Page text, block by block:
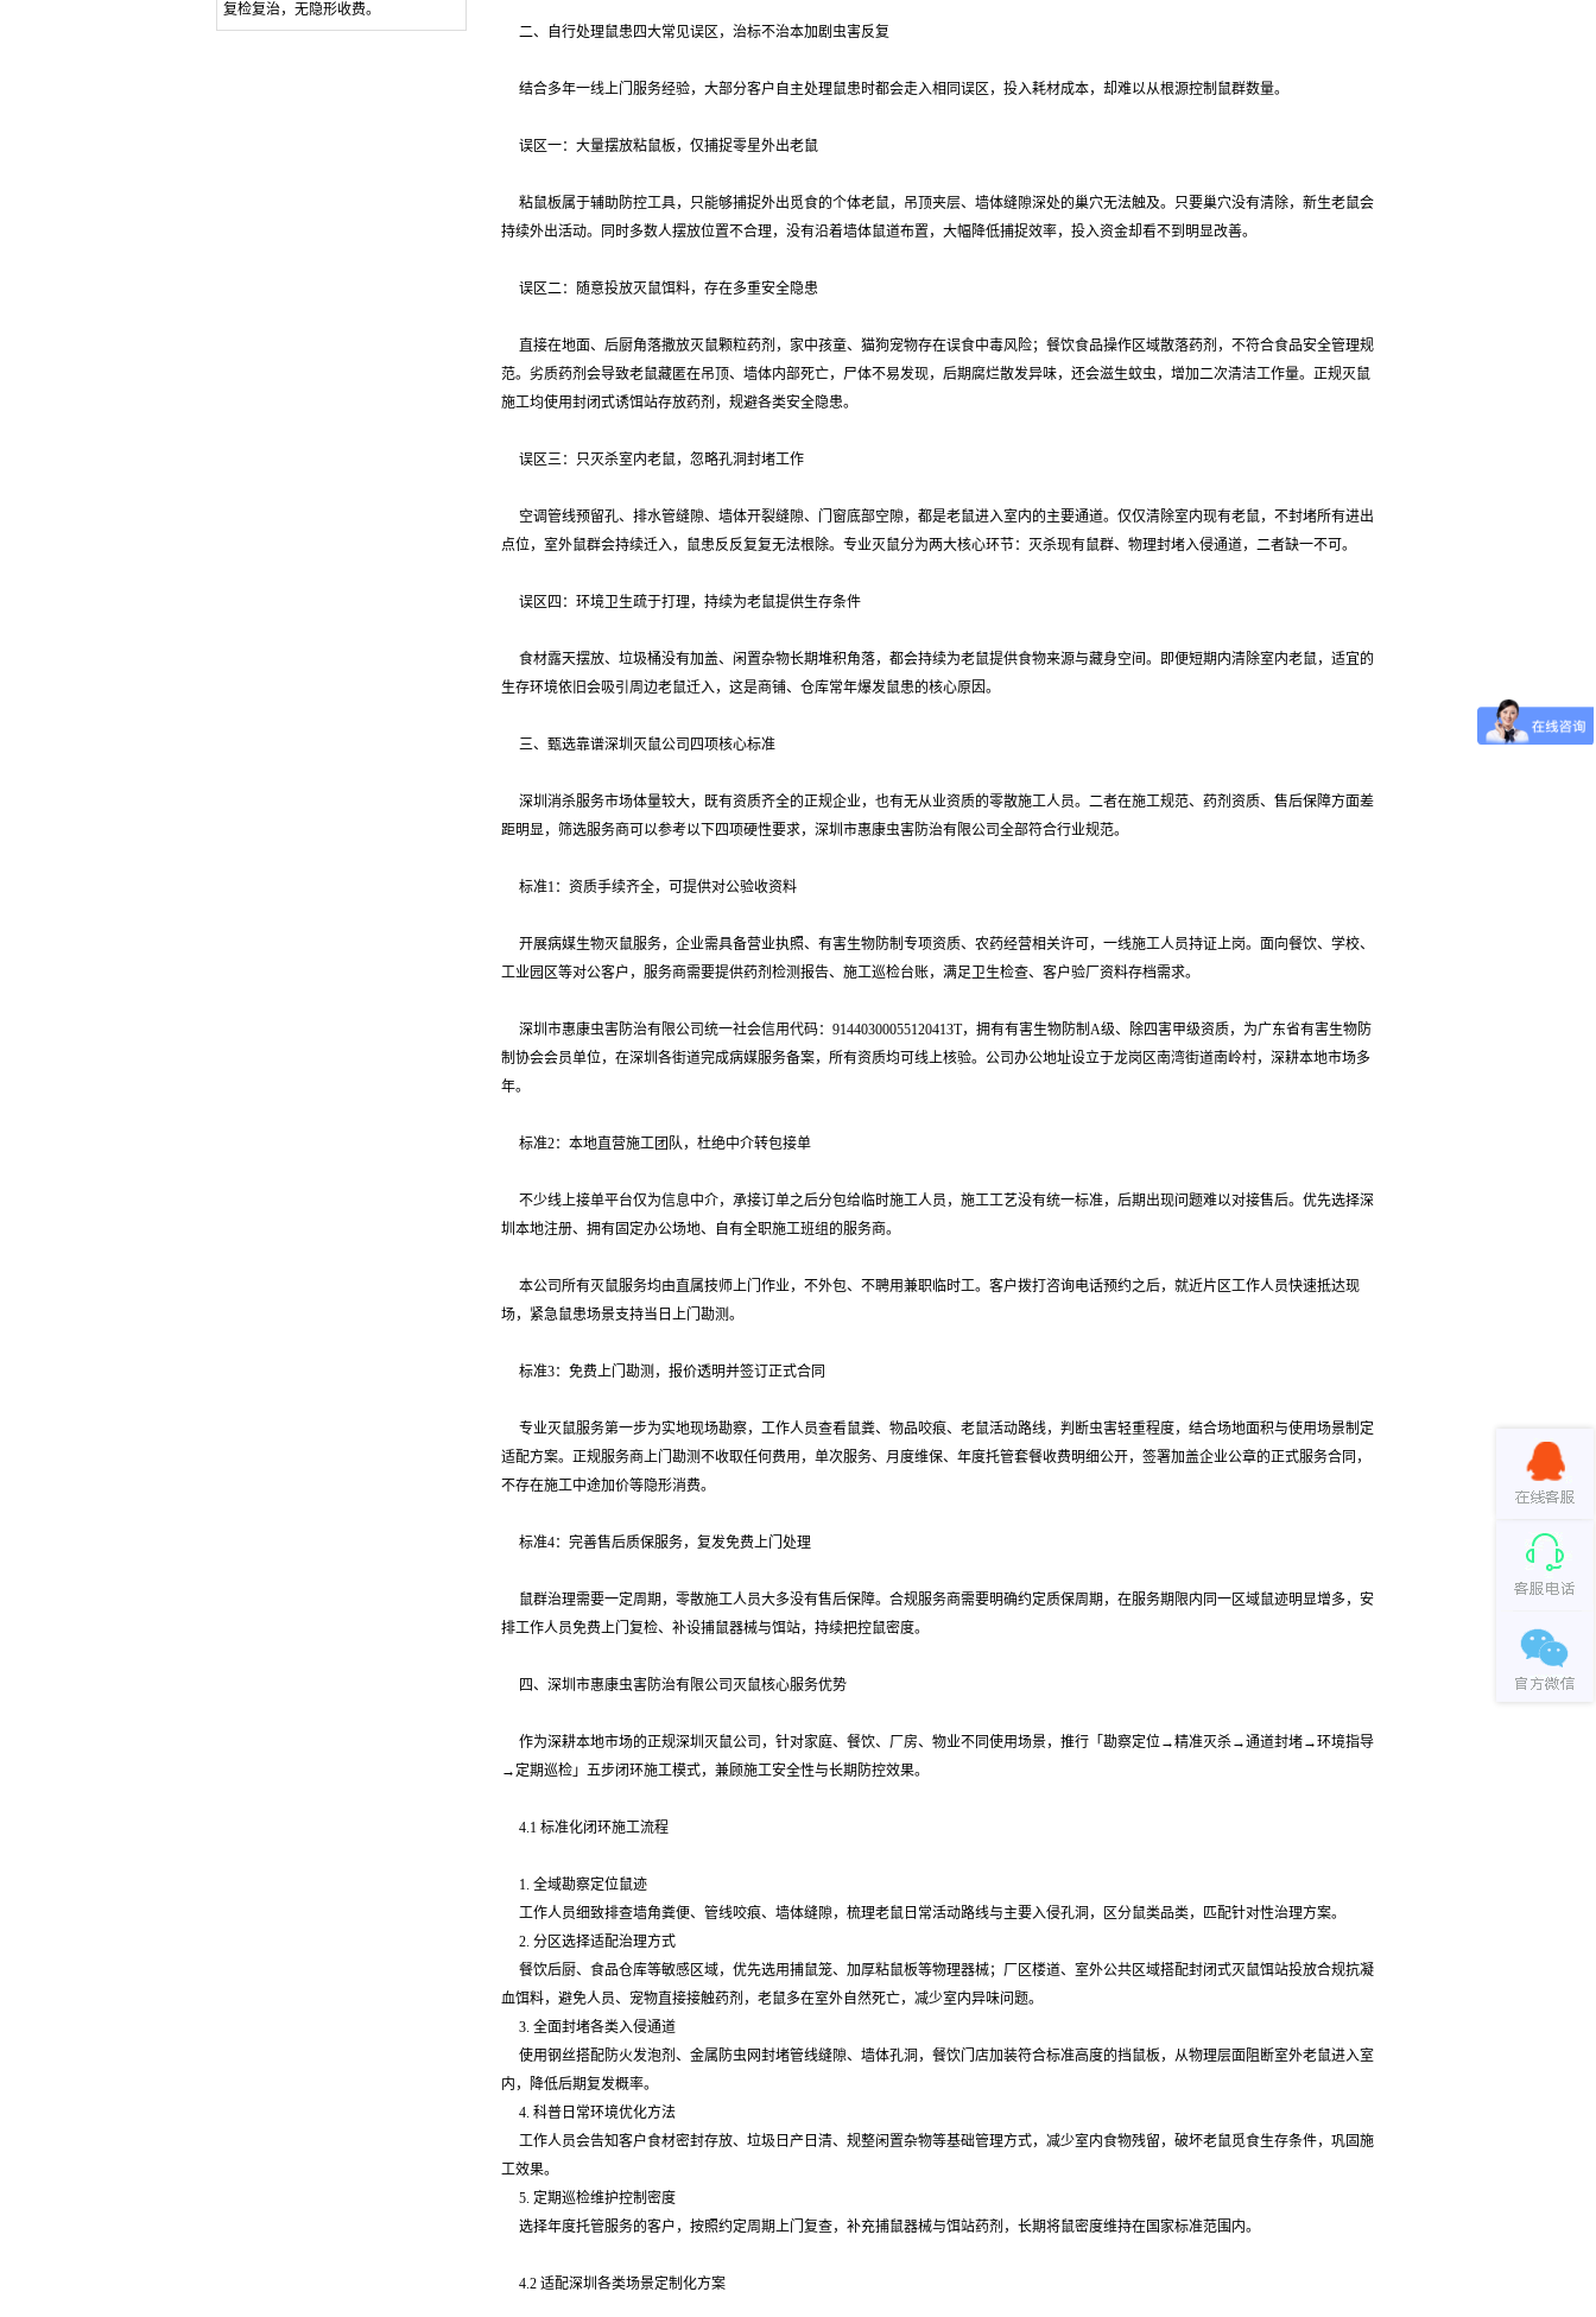
复检复治，无隐形收费。
二、自行处理鼠患四大常见误区，治标不治本加剧虫害反复
结合多年一线上门服务经验，大部分客户自主处理鼠患时都会走入相同误区，投入耗材成本，却难以从根源控制鼠群数量。
误区一：大量摆放粘鼠板，仅捕捉零星外出老鼠
粘鼠板属于辅助防控工具，只能够捕捉外出觅食的个体老鼠，吊顶夹层、墙体缝隙深处的巢穴无法触及。只要巢穴没有清除，新生老鼠会
持续外出活动。同时多数人摆放位置不合理，没有沿着墙体鼠道布置，大幅降低捕捉效率，投入资金却看不到明显改善。
误区二：随意投放灭鼠饵料，存在多重安全隐患
直接在地面、后厨角落撒放灭鼠颗粒药剂，家中孩童、猫狗宠物存在误食中毒风险；餐饮食品操作区域散落药剂，不符合食品安全管理规
范。劣质药剂会导致老鼠藏匿在吊顶、墙体内部死亡，尸体不易发现，后期腐烂散发异味，还会滋生蚊虫，增加二次清洁工作量。正规灭鼠
施工均使用封闭式诱饵站存放药剂，规避各类安全隐患。
误区三：只灭杀室内老鼠，忽略孔洞封堵工作
空调管线预留孔、排水管缝隙、墙体开裂缝隙、门窗底部空隙，都是老鼠进入室内的主要通道。仅仅清除室内现有老鼠，不封堵所有进出
点位，室外鼠群会持续迁入，鼠患反反复复无法根除。专业灭鼠分为两大核心环节：灭杀现有鼠群、物理封堵入侵通道，二者缺一不可。
误区四：环境卫生疏于打理，持续为老鼠提供生存条件
食材露天摆放、垃圾桶没有加盖、闲置杂物长期堆积角落，都会持续为老鼠提供食物来源与藏身空间。即便短期内清除室内老鼠，适宜的
生存环境依旧会吸引周边老鼠迁入，这是商铺、仓库常年爆发鼠患的核心原因。
三、甄选靠谱深圳灭鼠公司四项核心标准
深圳消杀服务市场体量较大，既有资质齐全的正规企业，也有无从业资质的零散施工人员。二者在施工规范、药剂资质、售后保障方面差
距明显，筛选服务商可以参考以下四项硬性要求，深圳市惠康虫害防治有限公司全部符合行业规范。
标准1：资质手续齐全，可提供对公验收资料
开展病媒生物灭鼠服务，企业需具备营业执照、有害生物防制专项资质、农药经营相关许可，一线施工人员持证上岗。面向餐饮、学校、
工业园区等对公客户，服务商需要提供药剂检测报告、施工巡检台账，满足卫生检查、客户验厂资料存档需求。
深圳市惠康虫害防治有限公司统一社会信用代码：91440300055120413T，拥有有害生物防制A级、除四害甲级资质，为广东省有害生物防
制协会会员单位，在深圳各街道完成病媒服务备案，所有资质均可线上核验。公司办公地址设立于龙岗区南湾街道南岭村，深耕本地市场多
年。
标准2：本地直营施工团队，杜绝中介转包接单
不少线上接单平台仅为信息中介，承接订单之后分包给临时施工人员，施工工艺没有统一标准，后期出现问题难以对接售后。优先选择深
圳本地注册、拥有固定办公场地、自有全职施工班组的服务商。
本公司所有灭鼠服务均由直属技师上门作业，不外包、不聘用兼职临时工。客户拨打咨询电话预约之后，就近片区工作人员快速抵达现
场，紧急鼠患场景支持当日上门勘测。
标准3：免费上门勘测，报价透明并签订正式合同
专业灭鼠服务第一步为实地现场勘察，工作人员查看鼠粪、物品咬痕、老鼠活动路线，判断虫害轻重程度，结合场地面积与使用场景制定
适配方案。正规服务商上门勘测不收取任何费用，单次服务、月度维保、年度托管套餐收费明细公开，签署加盖企业公章的正式服务合同，
不存在施工中途加价等隐形消费。
标准4：完善售后质保服务，复发免费上门处理
鼠群治理需要一定周期，零散施工人员大多没有售后保障。合规服务商需要明确约定质保周期，在服务期限内同一区域鼠迹明显增多，安
排工作人员免费上门复检、补设捕鼠器械与饵站，持续把控鼠密度。
四、深圳市惠康虫害防治有限公司灭鼠核心服务优势
作为深耕本地市场的正规深圳灭鼠公司，针对家庭、餐饮、厂房、物业不同使用场景，推行「勘察定位→精准灭杀→通道封堵→环境指导
→定期巡检」五步闭环施工模式，兼顾施工安全性与长期防控效果。
4.1 标准化闭环施工流程
1. 全域勘察定位鼠迹
工作人员细致排查墙角粪便、管线咬痕、墙体缝隙，梳理老鼠日常活动路线与主要入侵孔洞，区分鼠类品类，匹配针对性治理方案。
2. 分区选择适配治理方式
餐饮后厨、食品仓库等敏感区域，优先选用捕鼠笼、加厚粘鼠板等物理器械；厂区楼道、室外公共区域搭配封闭式灭鼠饵站投放合规抗凝
血饵料，避免人员、宠物直接接触药剂，老鼠多在室外自然死亡，减少室内异味问题。
3. 全面封堵各类入侵通道
使用钢丝搭配防火发泡剂、金属防虫网封堵管线缝隙、墙体孔洞，餐饮门店加装符合标准高度的挡鼠板，从物理层面阻断室外老鼠进入室
内，降低后期复发概率。
4. 科普日常环境优化方法
工作人员会告知客户食材密封存放、垃圾日产日清、规整闲置杂物等基础管理方式，减少室内食物残留，破坏老鼠觅食生存条件，巩固施
工效果。
5. 定期巡检维护控制密度
选择年度托管服务的客户，按照约定周期上门复查，补充捕鼠器械与饵站药剂，长期将鼠密度维持在国家标准范围内。
4.2 适配深圳各类场景定制化方案